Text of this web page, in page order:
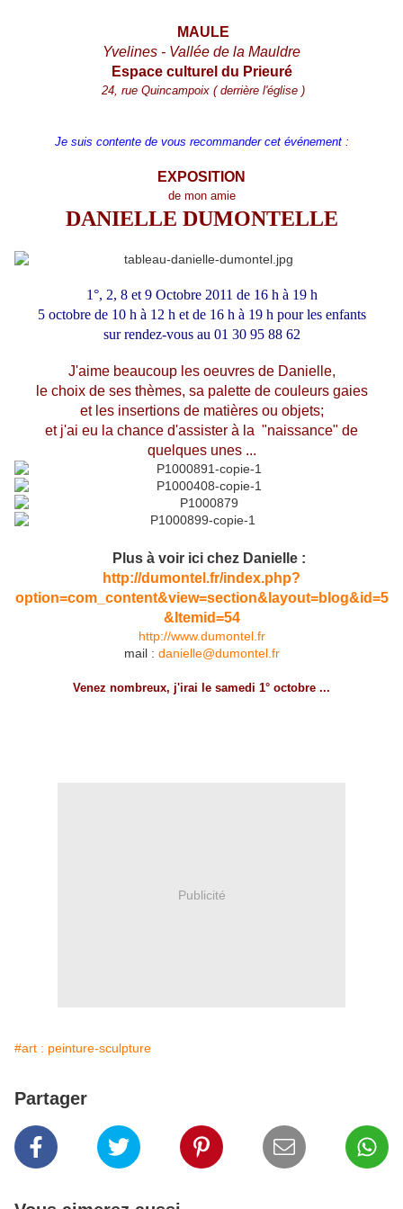
MAULE
Yvelines - Vallée de la Mauldre
Espace culturel du Prieuré
24, rue Quincampoix ( derrière l'église )
Je suis contente de vous recommander cet événement :
EXPOSITION
de mon amie
DANIELLE DUMONTELLE
1°, 2, 8 et 9 Octobre 2011 de 16 h à 19 h
5 octobre de 10 h à 12 h et de 16 h à 19 h pour les enfants
sur rendez-vous au 01 30 95 88 62
J'aime beaucoup les oeuvres de Danielle,
le choix de ses thèmes, sa palette de couleurs gaies
et les insertions de matières ou objets;
et j'ai eu la chance d'assister à la "naissance" de
quelques unes ...
Plus à voir ici chez Danielle :
http://dumontel.fr/index.php?
option=com_content&view=section&layout=blog&id=5
&Itemid=54
http://www.dumontel.fr
mail : danielle@dumontel.fr
Venez nombreux, j'irai le samedi 1° octobre ...
Publicité
#art : peinture-sculpture
Partager